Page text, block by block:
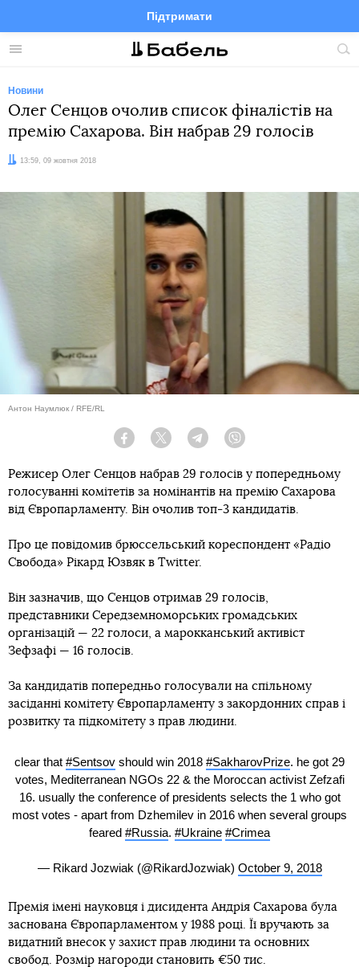
Меню
Підтримати
FacebookTelegramTwitter
Новини
Олег Сенцов очолив список фіналістів на
премію Сахарова. Він набрав 29 голосів
Дата:13:59, 09 жовтня 2018
Антон Наумлюк / RFE/RL
Facebook Twitter Telegram
Режисер Олег Сенцов набрав 29 голосів у попередньому
голосуванні комітетів за номінантів на премію Сахарова
від Європарламенту. Він очолив топ-3 кандидатів.
Про це повідомив брюссельський кореспондент «Радіо
Свобода» Рікард Юзвяк в Twitter.
Він зазначив, що Сенцов отримав 29 голосів,
представники Середземноморських громадських
організацій — 22 голоси, а марокканський активіст
Зефзафі — 16 голосів.
За кандидатів попередньо голосували на спільному
засіданні комітету Європарламенту з закордонних справ і
розвитку та підкомітету з прав людини.
clear that #Sentsov should win 2018 #SakharovPrize. he got 29
votes, Mediterranean NGOs 22 & the Moroccan activist Zefzafi
16. usually the conference of presidents selects the 1 who got
most votes - apart from Dzhemilev in 2016 when several groups
feared #Russia. #Ukraine #Crimea
— Rikard Jozwiak (@RikardJozwiak) October 9, 2018
Премія імені науковця і дисидента Андрія Сахарова була
заснована Європарламентом у 1988 році. Її вручають за
видатний внесок у захист прав людини та основних
свобод. Розмір нагороди становить €50 тис.